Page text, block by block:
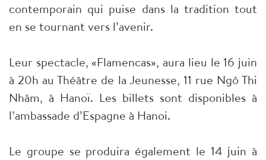
contemporain qui puise dans la tradition tout
en se tournant vers l’avenir.
Leur spectacle, «Flamencas», aura lieu le 16 juin
à 20h au Théâtre de la Jeunesse, 11 rue Ngô Thi
Nhâm, à Hanoï. Les billets sont disponibles à
l’ambassade d’Espagne à Hanoi.
Le groupe se produira également le 14 juin à